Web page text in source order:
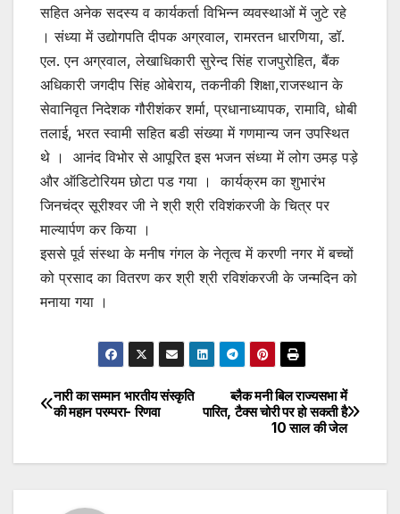
सहित अनेक सदस्य व कार्यकर्ता विभिन्न व्यवस्थाओं में जुटे रहे
। संध्या में उद्योगपति दीपक अग्रवाल, रामरतन धारणिया, डॉ.
एल. एन अग्रवाल, लेखाधिकारी सुरेन्द सिंह राजपुरोहित, बैंक
अधिकारी जगदीप सिंह ओबेराय, तकनीकी शिक्षा,राजस्थान के
सेवानिवृत निदेशक गौरीशंकर शर्मा, प्रधानाध्यापक, रामावि, धोबी
तलाई, भरत स्वामी सहित बडी संख्या में गणमान्य जन उपस्थित
थे । आनंद विभोर से आपूरित इस भजन संध्या में लोग उमड़ पड़े
और ऑडिटोरियम छोटा पड गया । कार्यक्रम का शुभारंभ
जिनचंद्र सूरीश्वर जी ने श्री श्री रविशंकरजी के चित्र पर
माल्यार्पण कर किया ।
इससे पूर्व संस्था के मनीष गंगल के नेतृत्व में करणी नगर में बच्चों
को प्रसाद का वितरण कर श्री श्री रविशंकरजी के जन्मदिन को
मनाया गया ।
Post
ब्लैक मनी बिल राज्यसभा में
पारित, टैक्स चोरी पर हो सकती है
10 साल की जेल
नारी का सम्मान भारतीय संस्कृति
की महान परम्परा- रिणवा